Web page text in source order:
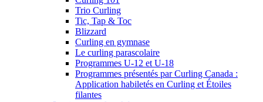
Trio Curling
Tic, Tap & Toc
Blizzard
Curling en gymnase
Le curling parascolaire
Programmes U-12 et U-18
Programmes présentés par Curling Canada :
Application habiletés en Curling et Étoiles
filantes